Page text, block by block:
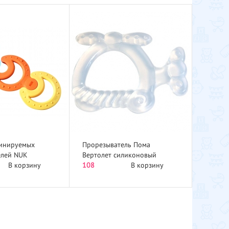
NUK
шт...
В корзину
Прорезыватель Пома
Вертолет силиконовый
813н...
108 В корзину